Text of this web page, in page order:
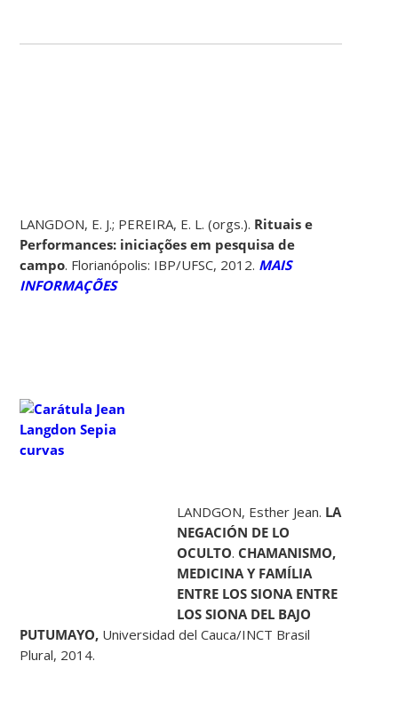
LANGDON, E. J.; PEREIRA, E. L. (orgs.). Rituais e
Performances: iniciações em pesquisa de
campo. Florianópolis: IBP/UFSC, 2012. MAIS
INFORMAÇÕES
LANDGON, Esther Jean. LA
NEGACIÓN DE LO
OCULTO. CHAMANISMO,
MEDICINA Y FAMÍLIA
ENTRE LOS SIONA ENTRE
LOS SIONA DEL BAJO
PUTUMAYO, Universidad del Cauca/INCT Brasil
Plural, 2014.